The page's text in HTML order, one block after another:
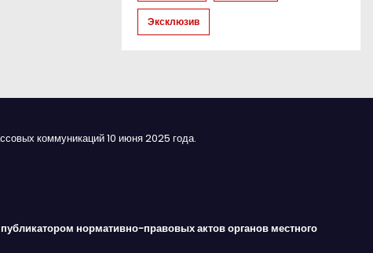
Эксклюзив
коммуникаций 10 июня 2025 года.
нормативно-правовых актов органов местного